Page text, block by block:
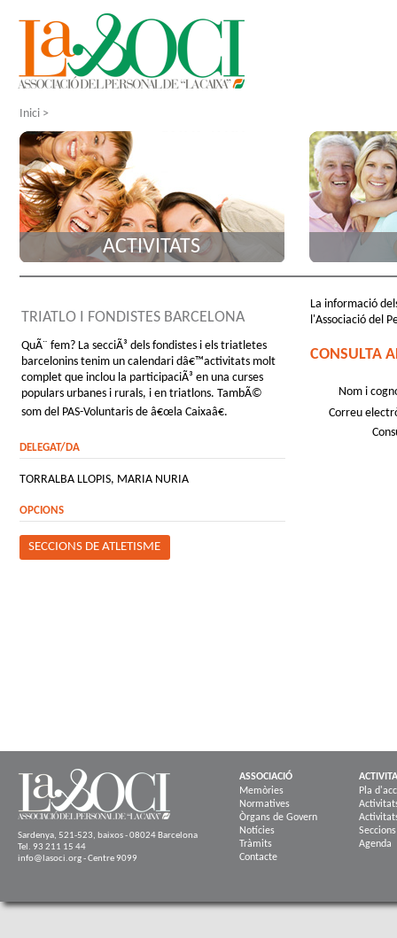
Inici >
ACTIVITATS
TRIATLO I FONDISTES BARCELONA
QuÃ¨ fem? La secciÃ³ dels fondistes i els triatletes
barcelonins tenim un calendari dâ€™activitats molt
complet que inclou la participaciÃ³ en una curses
populars urbanes i rurals, i en triatlons. TambÃ©
som del PAS-Voluntaris de â€œla Caixaâ€.
DELEGAT/DA
TORRALBA LLOPIS, MARIA NURIA
OPCIONS
SECCIONS DE ATLETISME
La informació
l'Associació del
CONSULTA
Nom i
Correu
Sardenya, 521-523, baixos - 08024 Barcelona
Tel. 93 211 15 44
info@lasoci.org - Centre 9099
ASSOCIACIÓ
Memòries
Normatives
Òrgans de Govern
Notícies
Tràmits
Contacte
Pla
Seccions
Agenda